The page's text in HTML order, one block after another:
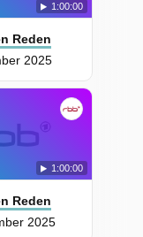
1:00:00
Reden
2025
1:00:00
Reden
2025